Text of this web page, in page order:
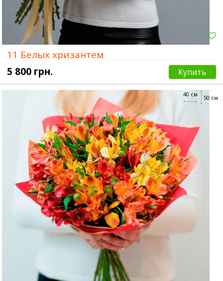
11 Белых хризантем
5 800 грн.
Купить
50 см
40 см